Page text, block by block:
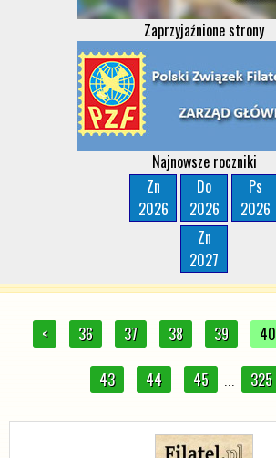
Zaprzyjaźnione strony
Najnowsze roczniki
Zn
2026
Do
2026
Ps
2026
Zn
2027
< 36 37 38 39 40
43 44 45 ... 325